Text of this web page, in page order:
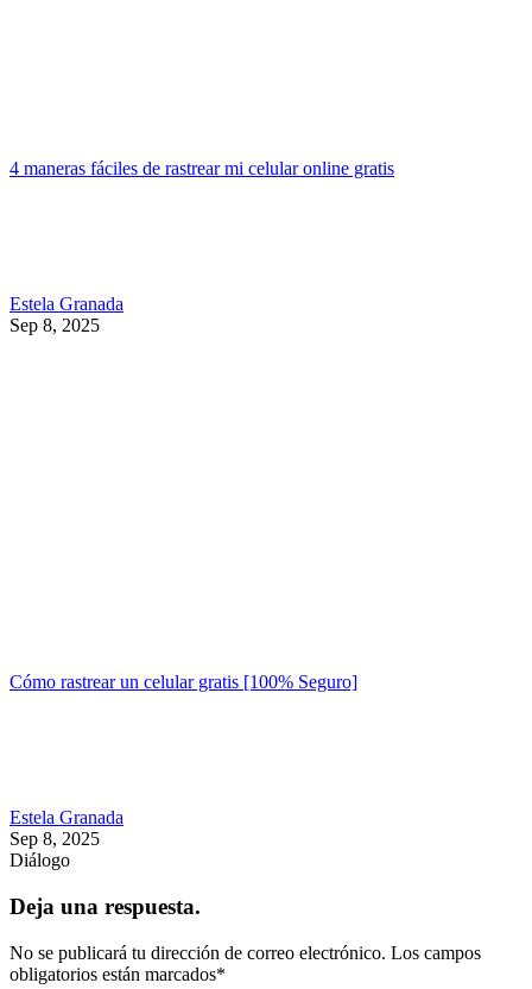
4 maneras fáciles de rastrear mi celular online gratis
Estela Granada
Sep 8, 2025
Cómo rastrear un celular gratis [100% Seguro]
Estela Granada
Sep 8, 2025
Diálogo
Deja una respuesta.
No se publicará tu dirección de correo electrónico. Los campos
obligatorios están marcados*